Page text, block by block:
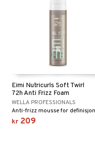
Eimi Nutricurls Soft Twirl
72h Anti Frizz Foam
WELLA PROFESSIONALS
kr 209